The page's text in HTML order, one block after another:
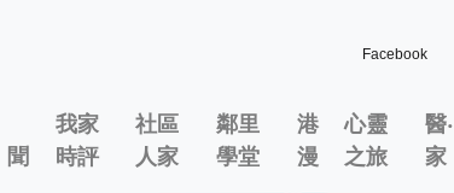
Facebook
聞
我家
時評
社區
人家
鄰里
學堂
港
漫
心靈
之旅
醫‧
家